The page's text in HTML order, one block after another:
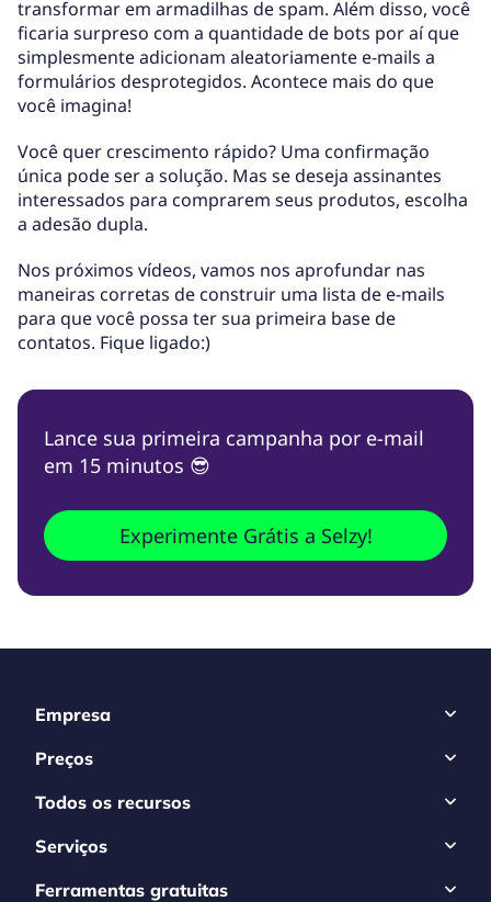
transformar em armadilhas de spam. Além disso, você
ficaria surpreso com a quantidade de bots por aí que
simplesmente adicionam aleatoriamente e-mails a
formulários desprotegidos. Acontece mais do que
você imagina!
Você quer crescimento rápido? Uma confirmação
única pode ser a solução. Mas se deseja assinantes
interessados para comprarem seus produtos, escolha
a adesão dupla.
Nos próximos vídeos, vamos nos aprofundar nas
maneiras corretas de construir uma lista de e-mails
para que você possa ter sua primeira base de
contatos. Fique ligado:)
Lance sua primeira campanha por e-mail
em 15 minutos 😎
Experimente Grátis a Selzy!
Empresa
Preços
Todos os recursos
Serviços
Ferramentas gratuitas